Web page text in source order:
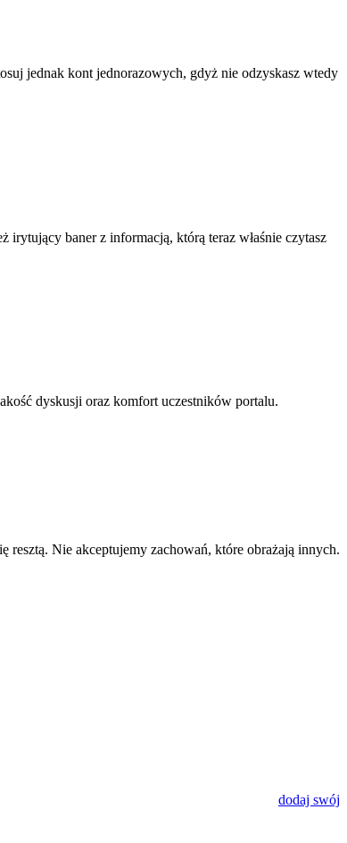
jednak kont jednorazowych, gdyż nie odzyskasz wtedy
irytujący baner z informacją, którą teraz właśnie czytasz
dyskusji oraz komfort uczestników portalu.
resztą. Nie akceptujemy zachowań, które obrażają innych.
dodaj swój